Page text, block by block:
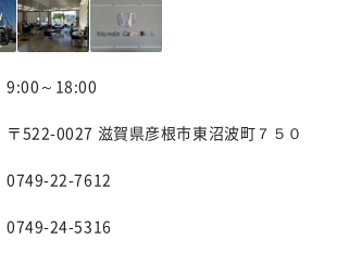
9:00～18:00
〒522-0027 滋賀県彦根市東沼波町７５０
0749-22-7612
0749-24-5316